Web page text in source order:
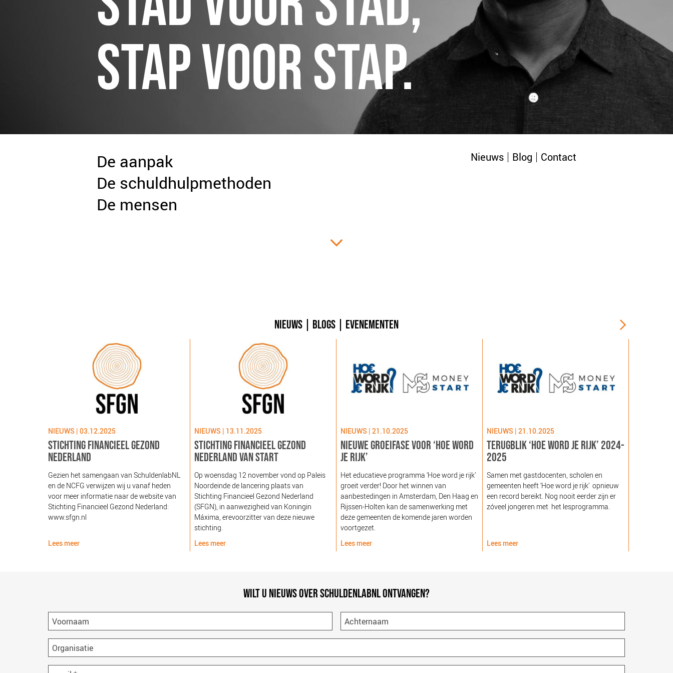
STAP VOOR STAP.
De aanpak
De schuldhulpmethoden
De mensen
Nieuws Blog Contact
NIEUWS BLOGS EVENEMENTEN
NIEUWS | 03.12.2025
STICHTING FINANCIEEL GEZOND
NEDERLAND
Gezien het samengaan van SchuldenlabNL
en de NCFG verwijzen wij u vanaf heden
voor meer informatie naar de website van
Stichting Financieel Gezond Nederland:
www.sfgn.nl
Lees meer
NIEUWS | 13.11.2025
STICHTING FINANCIEEL GEZOND
NEDERLAND VAN START
Op woensdag 12 november vond op Paleis
Noordeinde de lancering plaats van
Stichting Financieel Gezond Nederland
(SFGN), in aanwezigheid van Koningin
Máxima, erevoorzitter van deze nieuwe
stichting.
Lees meer
NIEUWS | 21.10.2025
NIEUWE GROEIFASE VOOR ‘HOE WORD
JE RIJK’
Het educatieve programma ‘Hoe word je rijk’
groeit verder! Door het winnen van
aanbestedingen in Amsterdam, Den Haag en
Rijssen-Holten kan de samenwerking met
deze gemeenten de komende jaren worden
voortgezet.
Lees meer
NIEUWS | 21.10.2025
TERUGBLIK ‘HOE WORD JE RIJK’ 2024-
2025
Samen met gastdocenten, scholen en
gemeenten heeft ‘Hoe word je rijk’ opnieuw
een record bereikt. Nog nooit eerder zijn er
zóveel jongeren met het lesprogramma.
Lees meer
WILT U NIEUWS OVER SCHULDENLABNL ONTVANGEN?
Voornaam Achternaam
Organisatie